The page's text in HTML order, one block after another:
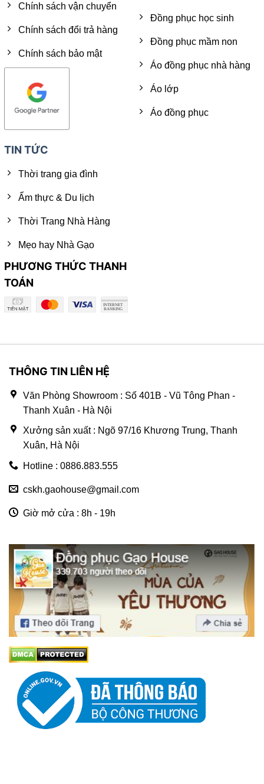
Chính sách vận chuyển
Chính sách đổi trả hàng
Chính sách bảo mật
Đồng phục học sinh
Đồng phục mầm non
Áo đồng phục nhà hàng
Áo lớp
Áo đồng phục
TIN TỨC
Thời trang gia đình
Ẩm thực & Du lịch
Thời Trang Nhà Hàng
Mẹo hay Nhà Gạo
PHƯƠNG THỨC THANH
TOÁN
THÔNG TIN LIÊN HỆ
Văn Phòng Showroom : Số 401B - Vũ Tông Phan -
Thanh Xuân - Hà Nội
Xưởng sản xuất : Ngõ 97/16 Khương Trung, Thanh
Xuân, Hà Nội
Hotline : 0886.883.555
cskh.gaohouse@gmail.com
Giờ mở cửa : 8h - 19h